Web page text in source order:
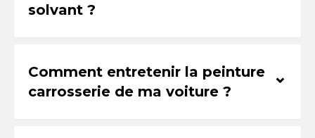
solvant ?
Comment entretenir la peinture
carrosserie de ma voiture ?
⌃